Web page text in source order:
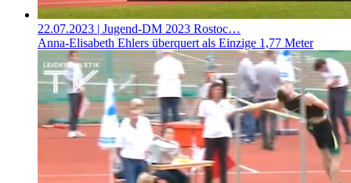
22.07.2023 | Jugend-DM 2023 Rostoc…
Anna-Elisabeth Ehlers überquert als Einzige 1,77 Meter